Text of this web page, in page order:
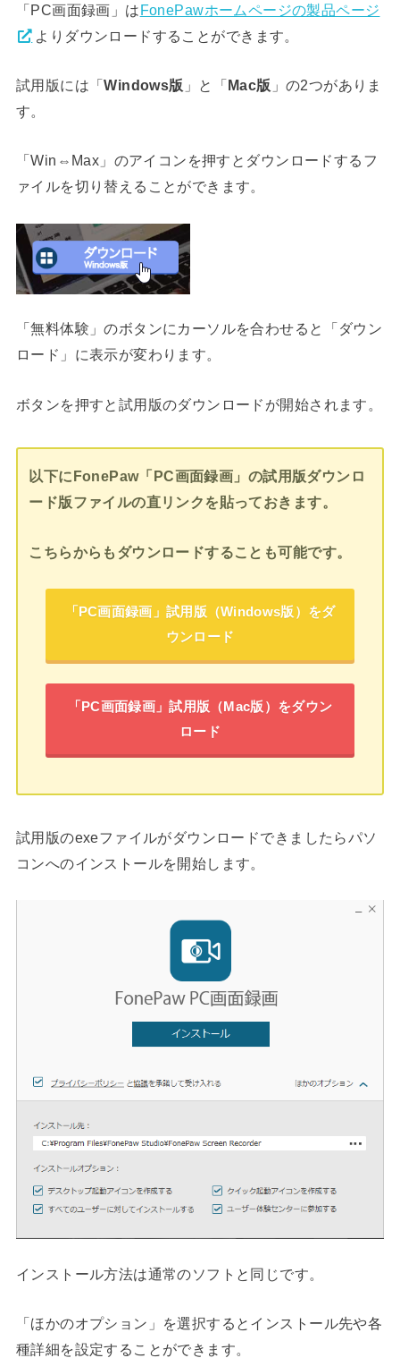
「PC画面録画」はFonePawホームページの製品ページ
よりダウンロードすることができます。
試用版には「Windows版 」と「Mac版 」の2つがありま
す。
「Win⇔Max」のアイコンを押すとダウンロードするフ
ァイルを切り替えることができます。
「無料体験」のボタンにカーソルを合わせると「ダウン
ロード」に表示が変わります。
ボタンを押すと試用版のダウンロードが開始されます。
以下にFonePaw「PC画面録画」の試用版ダウンロ
ード版ファイルの直リンクを貼っておきます。
こちらからもダウンロードすることも可能です。
「PC画面録画」試用版（Windows版）をダ
ウンロード
「PC画面録画」試用版（Mac版）をダウン
ロード
試用版のexeファイルがダウンロードできましたらパソ
コンへのインストールを開始します。
インストール方法は通常のソフトと同じです。
「ほかのオプション」を選択するとインストール先や各
種詳細を設定することができます。